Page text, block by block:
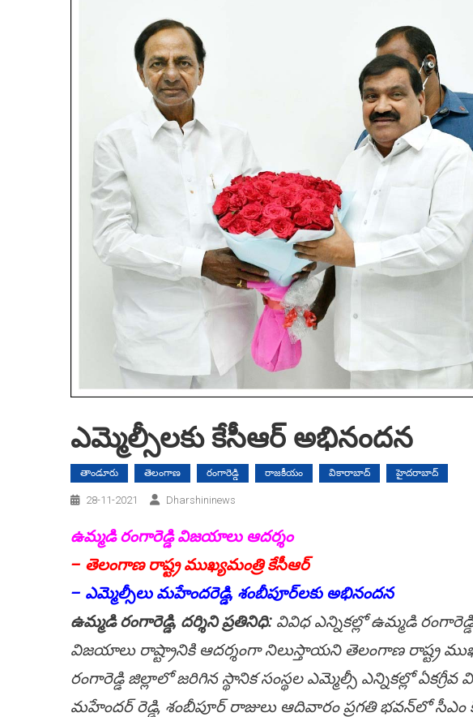
ఎమ్మెల్సీల‌కు కేసీఆర్ అభినంద‌న
తాండూరు తెలంగాణ రంగారెడ్డి రాజకీయం వికారాబాద్ హైదరాబాద్
28-11-2021 Dharshininews
ఉమ్మ‌డి రంగారెడ్డి విజ‌యాలు ఆద‌ర్శం
– తెలంగాణ రాష్ట్ర ముఖ్య‌మంత్రి కేసీఆర్
– ఎమ్మెల్సీలు మ‌హేంద‌రెడ్డి, శంబీపూర్‌ల‌కు అభినంద‌న
ఉమ్మ‌డి రంగారెడ్డి, ద‌ర్శిని ప్ర‌తినిధి: వివిధ ఎన్నిక‌ల్లో ఉమ్మ‌డి
విజ‌యాలు రాష్ట్రానికి ఆద‌ర్శంగా నిలుస్తాయ‌ని తెలంగాణ రాష్ట్ర
రంగారెడ్డి జిల్లాలో జ‌రిగిన స్థానిక సంస్థ‌ల ఎమ్మెల్సీ ఎన్నిక‌ల్లో
మ‌హేంద‌ర్ రెడ్డి, శంబీపూర్ రాజులు ఆదివారం ప్ర‌గ‌తి భ‌వ‌న్‌లో సీఎం